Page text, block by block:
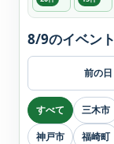
前の日
8/9のイベント
すべて 三木市
神戸市
福崎町